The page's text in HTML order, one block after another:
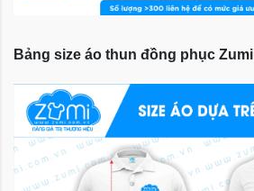
Bảng size áo thun đồng phục Zumi